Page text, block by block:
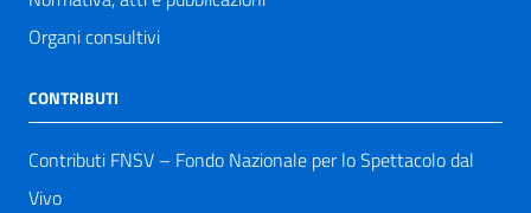
Organi consultivi
CONTRIBUTI
Contributi FNSV – Fondo Nazionale per lo Spettacolo dal
Vivo